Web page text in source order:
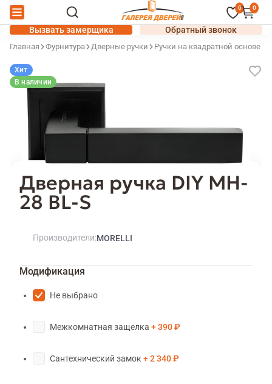
0 0
Вызвать замерщика Обратный звонок
Главная Фурнитура Дверные ручки Ручки на квадратной основе
Дверная ручка DIY MH-
28 BL-S
Хит
В наличии
Производители MORELLI
Модификация
Не выбрано
Межкомнатная защелка 390 ₽
Сантехнический замок 2 340 ₽